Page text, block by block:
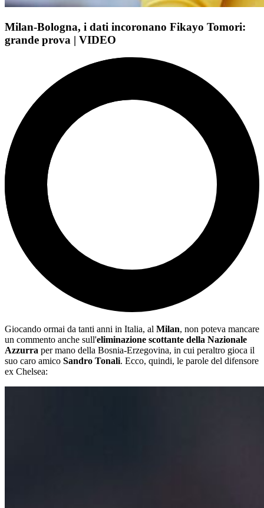
Milan-Bologna, i dati incoronano Fikayo Tomori:
grande prova | VIDEO
Giocando ormai da tanti anni in Italia, al Milan, non poteva mancare
un commento anche sull'eliminazione scottante della Nazionale
Azzurra per mano della Bosnia-Erzegovina, in cui peraltro gioca il
suo caro amico Sandro Tonali. Ecco, quindi, le parole del difensore
ex Chelsea: